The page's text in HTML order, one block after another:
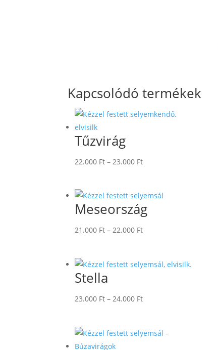
Kapcsolódó termékek
Tűzvirág
22.000 Ft – 23.000 FtÁrtartomány:
23.000 Ft
Meseország
21.000 Ft – 22.000 FtÁrtartomány:
22.000 Ft
Stella
23.000 Ft – 24.000 FtÁrtartomány:
24.000 Ft